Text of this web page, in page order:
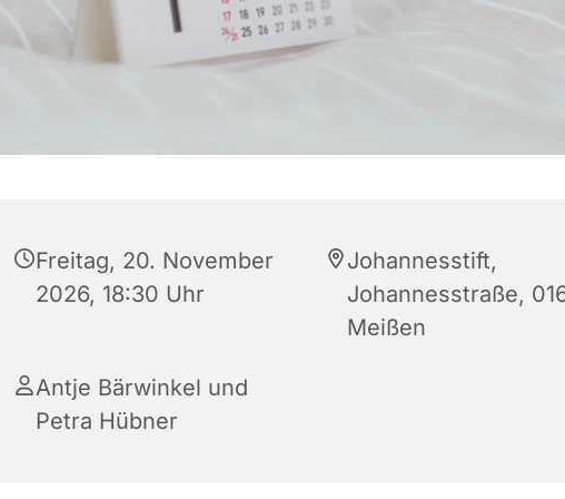
Freitag, 20. November
2026, 18:30 Uhr
Johannesstift,
Johannesstraße,
Meißen
Antje Bärwinkel und
Petra Hübner